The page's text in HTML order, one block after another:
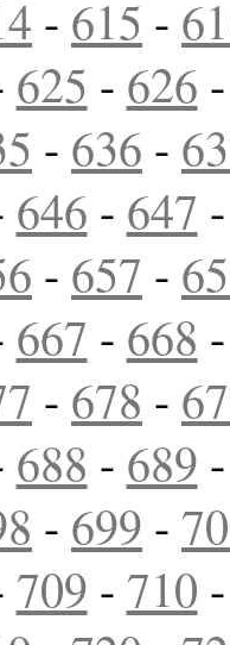
- 615 -
625 - 626 -
- 636 -
646 - 647 -
- 657 -
667 - 668 -
- 678 -
688 - 689 -
- 699 -
709 - 710 -